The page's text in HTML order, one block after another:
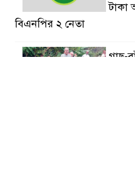
টাকা
বিএনপির ২ নেতা
গাছ-